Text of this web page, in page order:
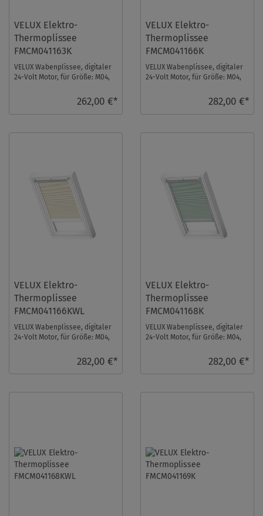
VELUX Elektro-
Thermoplissee
FMCM041163K
VELUX Wabenplissee, digitaler
24-Volt Motor, für Größe: M04,
262,00 €*
VELUX Elektro-
Thermoplissee
FMCM041166K
VELUX Wabenplissee, digitaler
24-Volt Motor, für Größe: M04,
282,00 €*
VELUX Elektro-
Thermoplissee
FMCM041166KWL
VELUX Wabenplissee, digitaler
24-Volt Motor, für Größe: M04,
282,00 €*
VELUX Elektro-
Thermoplissee
FMCM041168K
VELUX Wabenplissee, digitaler
24-Volt Motor, für Größe: M04,
282,00 €*